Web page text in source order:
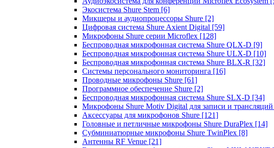
Экосистема Shure Stem [6]
Микшеры и аудиопроцессоры Shure [2]
Цифровая система Shure Axient Digital [59]
Микрофоны Shure серии Microflex [128]
Беспроводная микрофонная система Shure QLX-D [9]
Беспроводная микрофонная система Shure ULX-D [10]
Беспроводная микрофонная система Shure BLX-R [32]
Системы персонального мониторинга [16]
Проводные микрофоны Shure [61]
Программное обеспечение Shure [2]
Беспроводная микрофонная система Shure SLX-D [34]
Микрофоны Shure Motiv Digital для записи и трансляций
Аксессуары для микрофонов Shure [121]
Головные и петличные микрофоны Shure DuraPlex [14]
Субминиатюрные микрофоны Shure TwinPlex [8]
Антенны RF Venue [21]